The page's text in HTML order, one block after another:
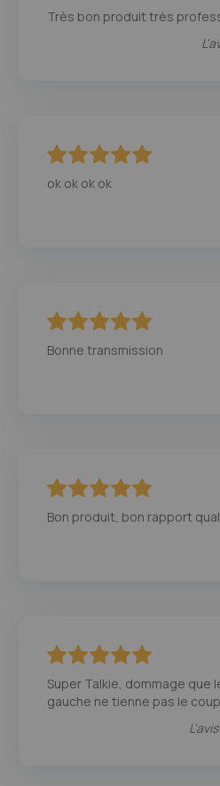
Très bon produit très
ok ok ok ok
Bonne transmission
Bon produit, bon rapport
Super Talkie, dommage que
gauche ne tienne pas le